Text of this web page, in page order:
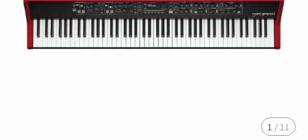
1 / 11